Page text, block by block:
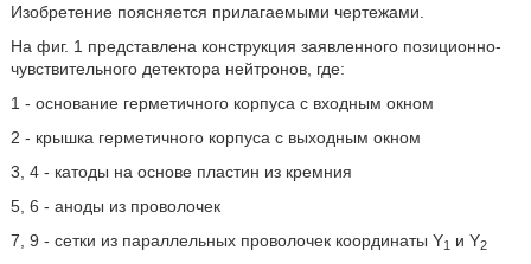
Изобретение поясняется прилагаемыми чертежами.
На фиг. 1 представлена конструкция заявленного позиционно-
чувствительного детектора нейтронов, где:
1 - основание герметичного корпуса с входным окном
2 - крышка герметичного корпуса с выходным окном
3, 4 - катоды на основе пластин из кремния
5, 6 - аноды из проволочек
7, 9 - сетки из параллельных проволочек координаты Y1 и Y2